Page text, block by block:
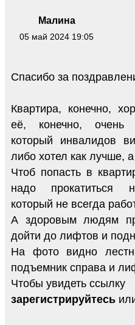
Малина
05 май 2024 19:05
Спасибо за
Квартира, конечно,
её, конечно, очень
который инвалидов
либо хотел как лучше,
Чтоб попасть в
надо прокатиться
который не всегда
А здоровым людям
дойти до лифтов и
На фото видно
подъемник справа и
Чтобы увидеть ссылку
зарегистрируйтесь